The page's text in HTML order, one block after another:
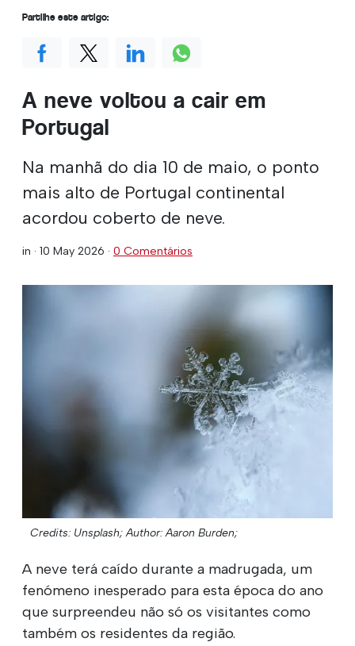
A neve voltou a cair em
Portugal
Na manhã do dia 10 de maio, o ponto
mais alto de Portugal continental
acordou coberto de neve.
in · 10 May 2026 · 0 Comentários
Credits: Unsplash; Author: Aaron Burden;
A neve terá caído durante a madrugada, um
fenómeno inesperado para esta época do ano
que surpreendeu não só os visitantes como
também os residentes da região.
Partilhe este artigo: